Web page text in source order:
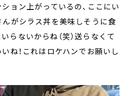
ション上がっているの、ここにい
んがシラス丼を美味しそうに食
らないからね（笑）送らなくて
いね！これはロケハンでお願いし